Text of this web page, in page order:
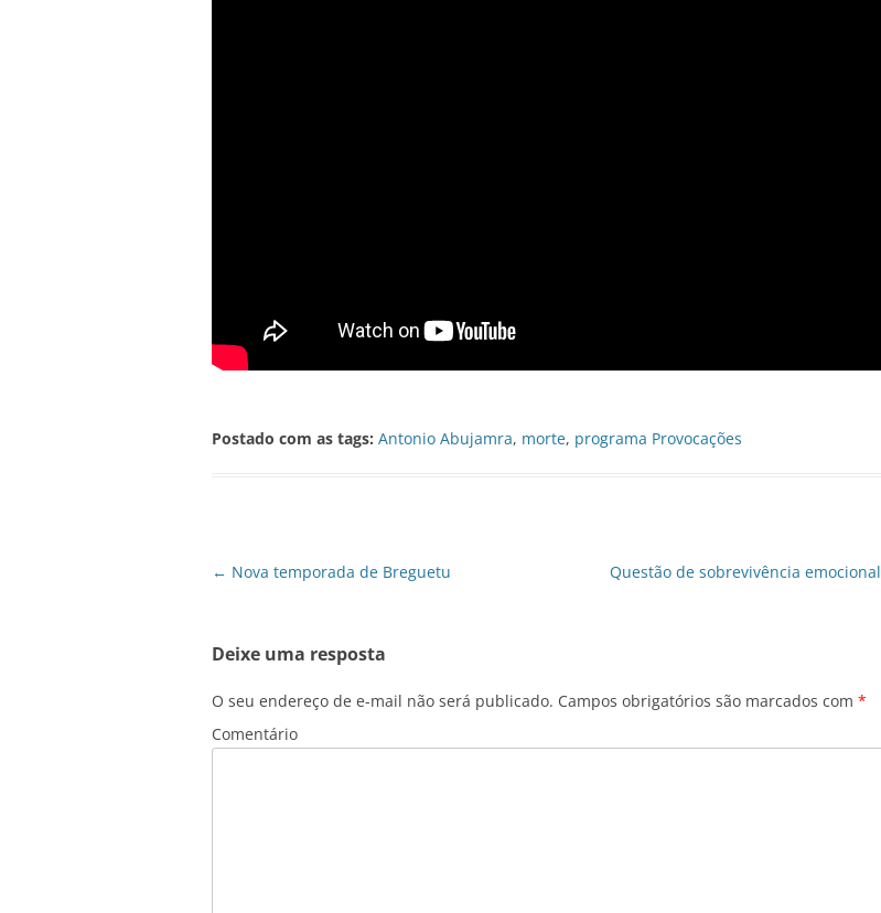
Postado com as tags: Antonio Abujamra, morte, programa Provocações
Navegação
← Nova temporada de Breguetu Questão de sobrevivência emocional
Deixe uma resposta
O seu endereço de e-mail não será publicado. Campos obrigatórios são marcados com *
Comentário